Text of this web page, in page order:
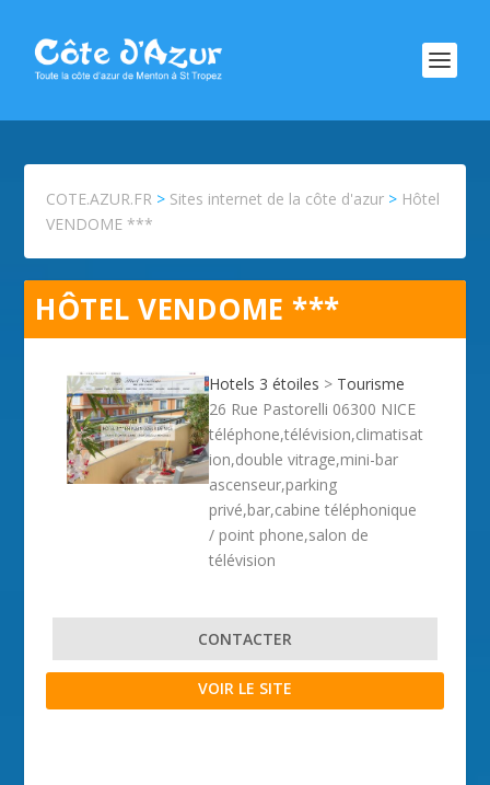
COTE.AZUR.FR > Sites internet de la côte d'azur > Hôtel
VENDOME ***
HÔTEL VENDOME ***
Hotels 3 étoiles > Tourisme
26 Rue Pastorelli 06300 NICE
téléphone,télévision,climatisat
ion,double vitrage,mini-bar
ascenseur,parking
privé,bar,cabine téléphonique
/ point phone,salon de
télévision
CONTACTER
VOIR LE SITE